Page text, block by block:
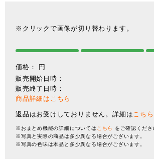
※クリックで画像が切り替わります。
価格：
円
販売開始日時：
販売終了日時：
商品詳細はこちら
返品はお受けしておりません。詳細は こちら
※おまとめ機能の詳細については こちら
をご確認くださ
※写真と実際の商品は多少異なる場合がございます。
※写真の色味は本品と多少異なる場合がございます。